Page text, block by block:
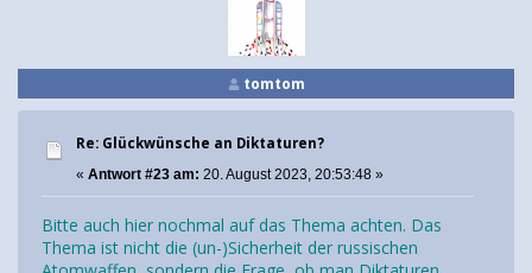
tomtom
Re: Glückwünsche an Diktaturen?
« Antwort #23 am: 20. August 2023, 20:53:48 »
Bitte auch hier nochmal auf das Thema achten. Das
Thema ist nicht die (un-)Sicherheit der russischen